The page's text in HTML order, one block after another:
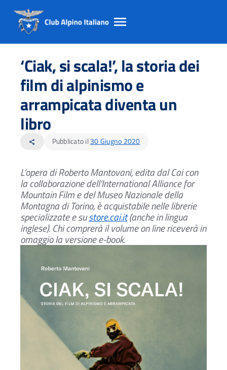
Salta
contento
principale
Salta
Salta
‘Ciak, si scala!’, la storia dei
film di alpinismo e
arrampicata diventa un
libro
share Pubblicato il 30 Giugno 2020
L’opera di Roberto Mantovani, edita dal Cai con
la collaborazione dell’International Alliance for
Mountain Film e del Museo Nazionale della
Montagna di Torino, è acquistabile nelle librerie
specializzate e sustore.cai.it(anche in lingua
inglese). Chi comprerà il volume on line riceverà in
omaggio la versione e-book.